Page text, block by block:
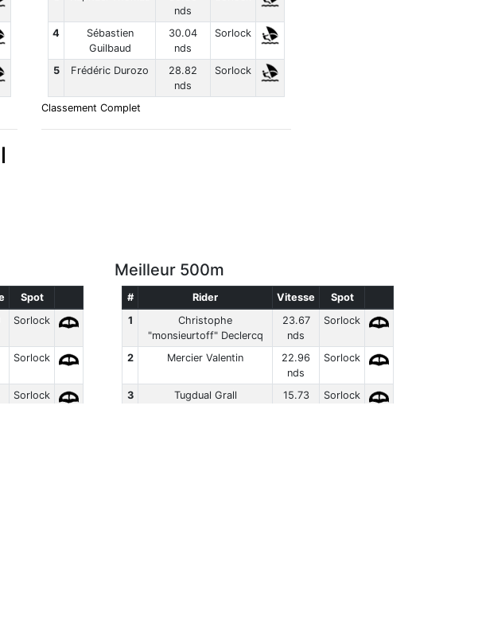
nds
4
Sébastien
Guilbaud
30.04
nds
Sorlock
5 Frédéric Durozo
28.82
nds
Sorlock
Classement Complet
Spot
Sorlock
Sorlock
Sorlock
Meilleur 500m
# Rider Vitesse
Spot
1
Christophe
"monsieurtoff" Declercq
23.67
nds
Sorlock
2 Mercier Valentin
22.96
nds
Sorlock
3 Tugdual Grall
15.73
Sorlock